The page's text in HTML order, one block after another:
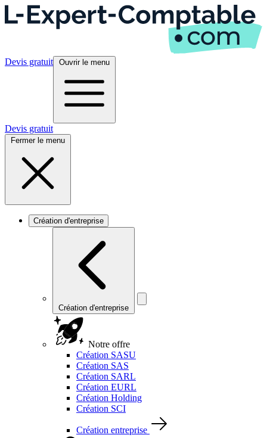
Devis gratuit Ouvrir le menu
Devis gratuit
Fermer le menu
Création d'entreprise
Création d'entreprise
Notre offre
Création SASU
Création SAS
Création SARL
Création EURL
Création Holding
Création SCI
Création entreprise